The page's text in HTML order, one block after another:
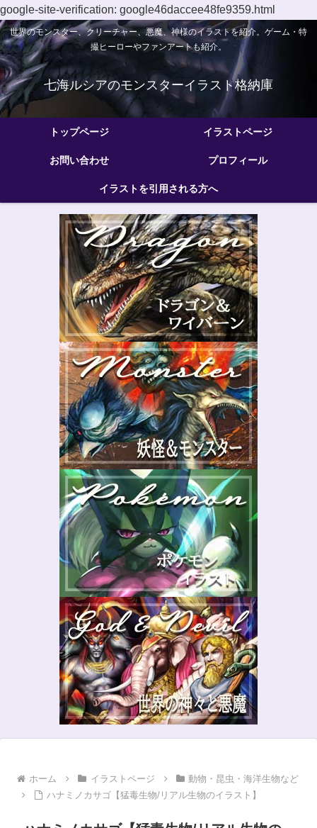
google-site-verification: google46daccee48fe9359.html
世界のモンスター、クリーチャー、悪魔、神様のイラストを紹介。ゲーム・特
撮ヒーローやファンアートも紹介。
七海ルシアのモンスターイラスト格納庫
トップページ イラストページ
お問い合わせ プロフィール
イラストを引用される方へ
ホーム イラストページ
動物・昆虫・海洋生物など
ハナミノカサゴ【猛毒生物/リアル生物のイラスト】